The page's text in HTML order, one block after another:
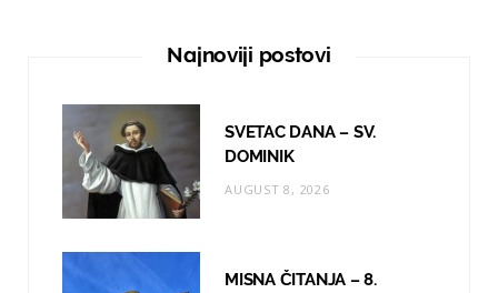
t
r
a
T
Najnoviji postovi
SVETAC DANA – SV.
DOMINIK
AUGUST 8, 2026
MISNA ČITANJA – 8.